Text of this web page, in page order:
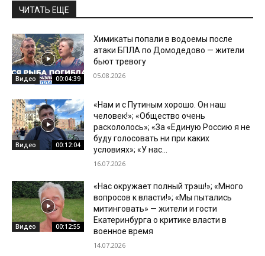
ЧИТАТЬ ЕЩЕ
Видео 00:04:39
Химикаты попали в водоемы после
атаки БПЛА по Домодедово — жители
бьют тревогу
05.08.2026
Видео 00:12:04
«Нам и с Путиным хорошо. Он наш
человек!»; «Общество очень
раскололось»; «За «Единую Россию я не
буду голосовать ни при каких
условиях»; «У нас...
16.07.2026
Видео 00:12:55
«Нас окружает полный трэш!»; «Много
вопросов к власти!»; «Мы пытались
митинговать» — жители и гости
Екатеринбурга о критике власти в
военное время
14.07.2026